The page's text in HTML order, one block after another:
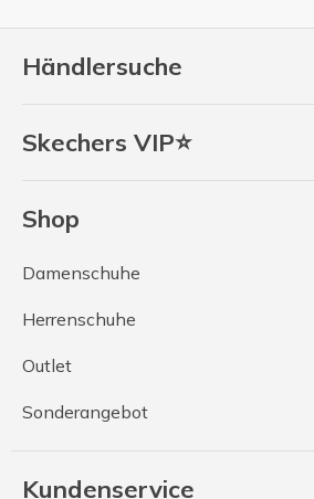
Händlersuche
Skechers VIP⭐
Shop
Damenschuhe
Herrenschuhe
Outlet
Sonderangebot
Kundenservice